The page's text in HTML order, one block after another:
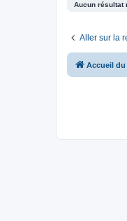
Aucun résultat
Aller sur la
Accueil